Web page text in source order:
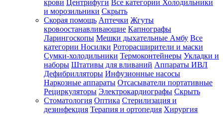
крови Центрифуги Все категории Холодильники
и морозильники Скрыть
Скорая помощь Аптечки Жгуты
кровоостанавливающие Капнографы
Ларингоскопы Мешки дыхательные Амбу Все
категории Носилки Роторасширители и маски
Сумки-холодильники Термоконтейнеры Укладки и
наборы Штативы для вливаний Аппараты ИВЛ
Дефибрилляторы Инфузионные насосы
Наркозные аппараты Отсасыватели портативные
Рециркуляторы Электрокардиографы Скрыть
Стоматология Оптика Стерилизация и
дезинфекция Терапия и ортопедия Хирургия